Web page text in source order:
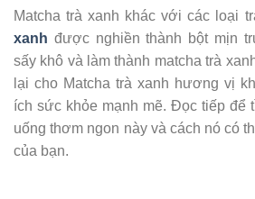
Matcha trà xanh khác với các loại
xanh được nghiền thành bột mịn
sấy khô và làm thành matcha trà
lại cho Matcha trà xanh hương vị
ích sức khỏe mạnh mẽ. Đọc tiếp để
uống thơm ngon này và cách nó có
của bạn.